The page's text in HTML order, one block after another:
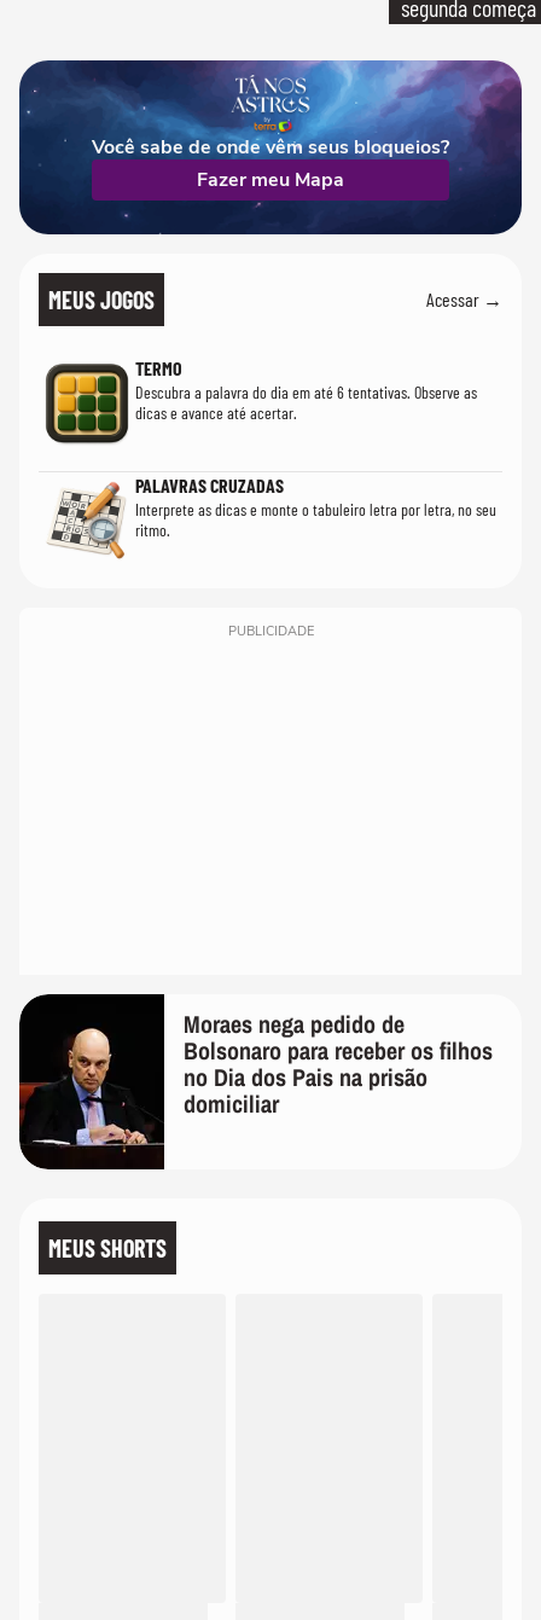
segunda
Você sabe de onde vêm seus bloqueios?
Fazer meu Mapa
MEUS JOGOS Acessar →
TERMO
Descubra a palavra do dia em até 6 tentativas. Observe as
dicas e avance até acertar.
PALAVRAS CRUZADAS
Interprete as dicas e monte o tabuleiro letra por letra, no seu
ritmo.
PUBLICIDADE
Moraes nega pedido de
Bolsonaro para receber os filhos
no Dia dos Pais na prisão
domiciliar
MEUS SHORTS